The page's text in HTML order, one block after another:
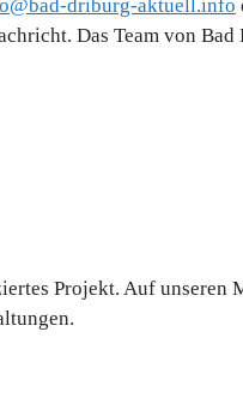
driburg-aktuell.info
Das Team von
Projekt. Auf unseren